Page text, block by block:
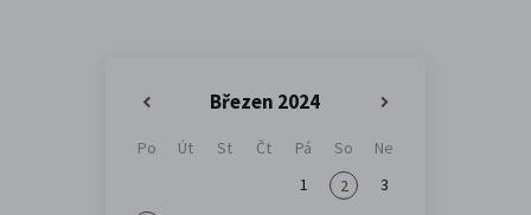
Březen 2024
Po Út St Čt Pá So
Ne
1
2
3